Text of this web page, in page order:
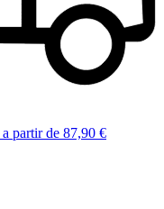
a partir de 87,90 €